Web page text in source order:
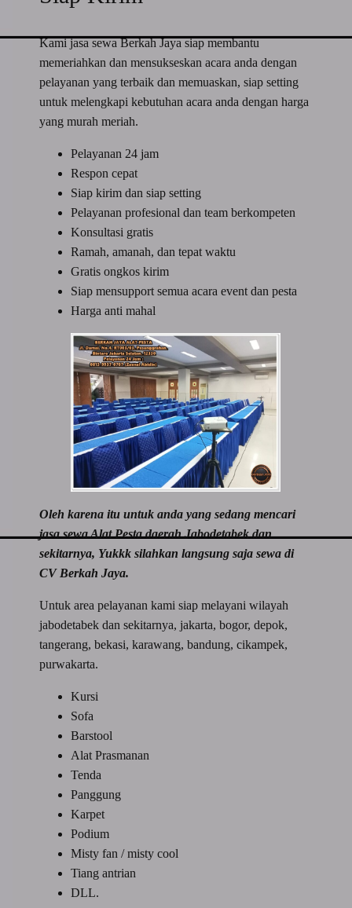
Kami jasa sewa Berkah Jaya siap membantu
memeriahkan dan mensukseskan acara anda dengan
pelayanan yang terbaik dan memuaskan, siap setting
untuk melengkapi kebutuhan acara anda dengan harga
yang murah meriah.
Pelayanan 24 jam
Respon cepat
Siap kirim dan siap setting
Pelayanan profesional dan team berkompeten
Konsultasi gratis
Ramah, amanah, dan tepat waktu
Gratis ongkos kirim
Siap mensupport semua acara event dan pesta
Harga anti mahal
Oleh karena itu untuk anda yang sedang mencari
jasa sewa Alat Pesta daerah Jabodetabek dan
sekitarnya, Yukkk silahkan langsung saja sewa di
CV Berkah Jaya.
Untuk area pelayanan kami siap melayani wilayah
jabodetabek dan sekitarnya, jakarta, bogor, depok,
tangerang, bekasi, karawang, bandung, cikampek,
purwakarta.
Kursi
Sofa
Barstool
Alat Prasmanan
Tenda
Panggung
Karpet
Podium
Misty fan / misty cool
Tiang antrian
DLL.